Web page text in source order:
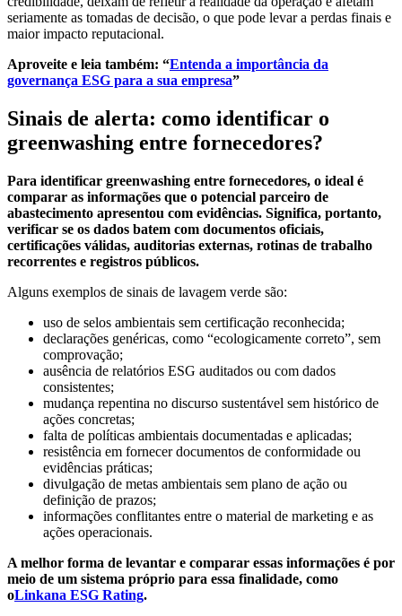
seriamente as tomadas de decisão, o que pode levar a perdas finais e
maior impacto reputacional.
Aproveite e leia também: “Entenda a importância da
governança ESG para a sua empresa”
Sinais de alerta: como identificar o
greenwashing entre fornecedores?
Para identificar greenwashing entre fornecedores, o ideal é
comparar as informações que o potencial parceiro de
abastecimento apresentou com evidências. Significa, portanto,
verificar se os dados batem com documentos oficiais,
certificações válidas, auditorias externas, rotinas de trabalho
recorrentes e registros públicos.
Alguns exemplos de sinais de lavagem verde são:
uso de selos ambientais sem certificação reconhecida;
declarações genéricas, como “ecologicamente correto”, sem
comprovação;
ausência de relatórios ESG auditados ou com dados
consistentes;
mudança repentina no discurso sustentável sem histórico de
ações concretas;
falta de políticas ambientais documentadas e aplicadas;
resistência em fornecer documentos de conformidade ou
evidências práticas;
divulgação de metas ambientais sem plano de ação ou
definição de prazos;
informações conflitantes entre o material de marketing e as
ações operacionais.
A melhor forma de levantar e comparar essas informações é por
meio de um sistema próprio para essa finalidade, como
oLinkana ESG Rating.